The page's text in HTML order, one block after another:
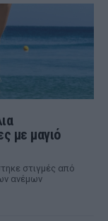
με μαγιό
στιγμές από
ανέμων